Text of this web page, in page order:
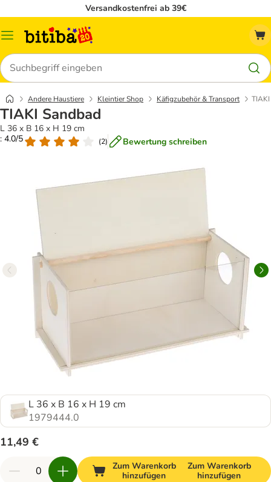
Versandkostenfrei ab 39€
Menü
Suchen
Andere Haustiere Kleintier Shop Käfigzubehör & Transport
TIAKI Sandbad
L 36 x B 16 x H 19 cm
: 4.0/5
(2) Bewertung schreiben
L 36 x B 16 x H 19 cm
1979444.0
11,49 €
Zum Warenkorb
hinzufügen
Zum Warenkorb
hinzufügen